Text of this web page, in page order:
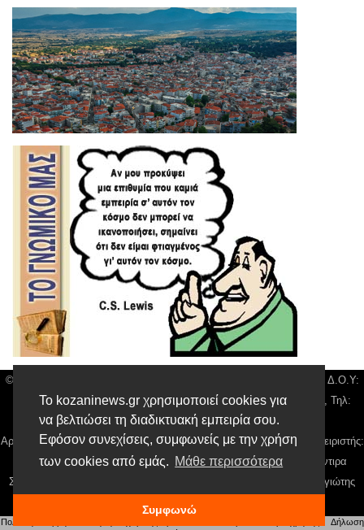
Το kozaninews.gr χρησιμοποιεί cookies για
να βελτιώσει τη διαδικτυακή εμπειρία σου.
Εφόσον συνεχίσεις, συμφωνείς με την χρήση
των cookies από εμάς. Μάθε περισσότερα
Συμφωνώ
© Kozani News| Διακριτικός Τίτλος: Orion Media, ΑΦΜ: 043750542, Δ.Ο.Υ:
Καρδίτσας, Υπο/μα Κοζάνης, Δ/νση: Χαρίση 31 τ.κ 50132 Κοζάνη, Τηλ:
24610 50900, email:news@kozaninews.gr
Αρ. Γεμή: 018804431000, Νόμιμος Εκπρόσωπος, Ιδιοκτήτης και Διαχειριστής:
Παναγιώτης Φιλίππου, Διευθύντρια: Γιαννουσά Βασιλική, Διευθύντιρα
Σύνταξης: Μπαλαμπάνη Βασιλική. Δικαιούχος domain name Παναγιώτης
Πολιτική απορρήτου
Δήλωση